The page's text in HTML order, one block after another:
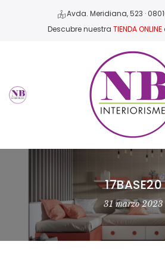
Avda. Meridiana, 523 ·
Descubre nuestra TIENDA ONLINE
17BASE20
31 marzo 2023